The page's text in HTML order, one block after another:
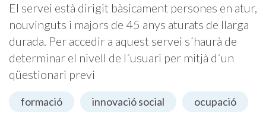
El servei està dirigit bàsicament persones en atur,
nouvinguts i majors de 45 anys aturats de llarga
durada. Per accedir a aquest servei s´haurà de
determinar el nivell de l´usuari per mitjà d´un
qüestionari previ
formació innovació social ocupació